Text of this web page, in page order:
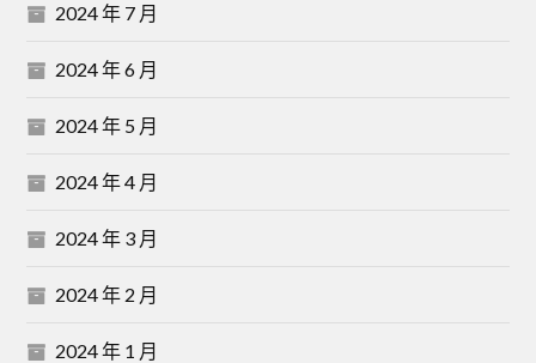
2024 年 7 月
2024 年 6 月
2024 年 5 月
2024 年 4 月
2024 年 3 月
2024 年 2 月
2024 年 1 月